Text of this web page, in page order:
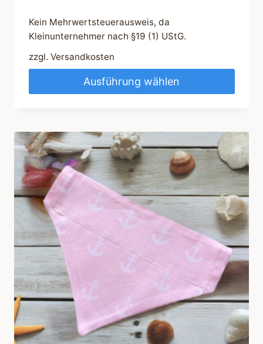
Kein Mehrwertsteuerausweis, da
Kleinunternehmer nach §19 (1) UStG.
zzgl. Versandkosten
Ausführung wählen
weist
mehrere
Varianten
auf.
Die
Optionen
können
auf
der
Produktseite
gewählt
werden